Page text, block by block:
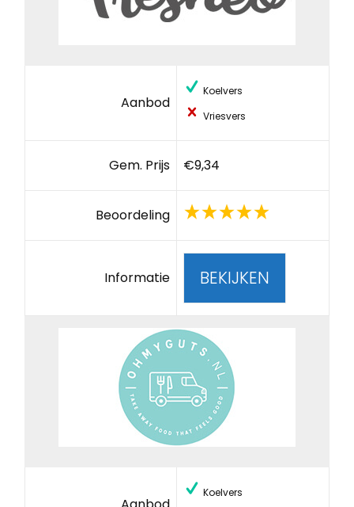
Aanbod
Koelvers
Vriesvers
Gem. Prijs €9,34
Beoordeling
Informatie BEKIJKEN
Koelvers